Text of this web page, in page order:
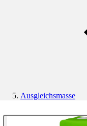
Ausgleichsmasse